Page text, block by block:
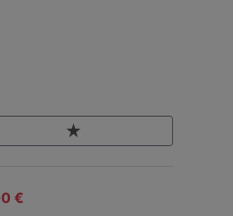
€